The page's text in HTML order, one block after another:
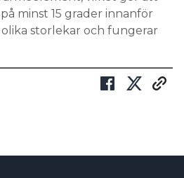
minst 15 grader innanför
olika storlekar och fungerar